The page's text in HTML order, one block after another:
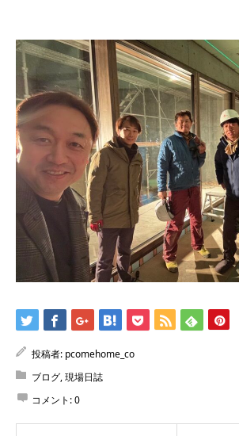
投稿者: pcomehome_co
ブログ,現場日誌
コメント:0